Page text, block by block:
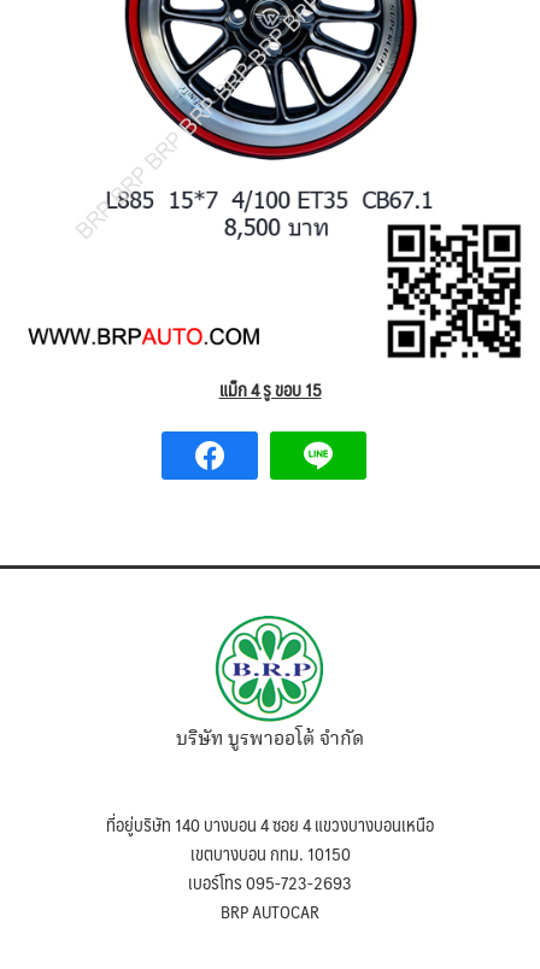
แม็ก 4 รู ขอบ 15
บริษัท บูรพาออโต้ จำกัด
ที่อยู่บริษัท 140 บางบอน 4 ซอย 4 แขวงบางบอนเหนือ
เขตบางบอน กทม. 10150
เบอร์โทร 095-723-2693
BRP AUTOCAR